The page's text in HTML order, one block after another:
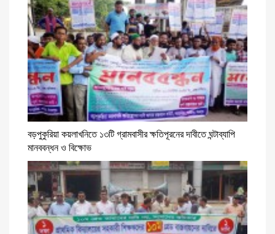
বড়পুকুরিয়া কয়লাখনিতে ১৩টি গ্রামবাসীর ক্ষতিপূরনের দাবীতে ঘন্টাব্যাপি
মানববন্ধন ও বিক্ষোভ